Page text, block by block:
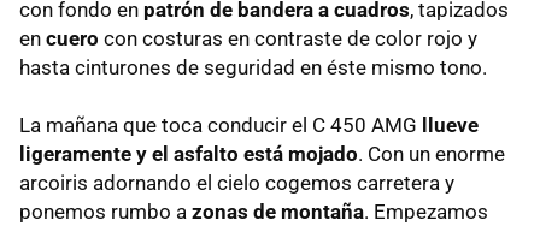
con fondo en patrón de bandera a cuadros, tapizados
en cuero con costuras en contraste de color rojo y
hasta cinturones de seguridad en éste mismo tono.
La mañana que toca conducir el C 450 AMG llueve
ligeramente y el asfalto está mojado. Con un enorme
arcoiris adornando el cielo cogemos carretera y
ponemos rumbo a zonas de montaña. Empezamos